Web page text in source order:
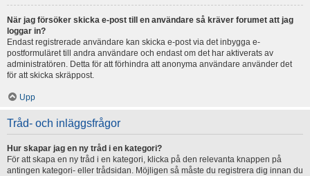
När jag försöker skicka e-post till en användare så kräver forumet att jag
loggar in?
Endast registrerade användare kan skicka e-post via det inbygga e-
postformuläret till andra användare och endast om det har aktiverats av
administratören. Detta för att förhindra att anonyma användare använder det
för att skicka skräppost.
Upp
Tråd- och inläggsfrågor
Hur skapar jag en ny tråd i en kategori?
För att skapa en ny tråd i en kategori, klicka på den relevanta knappen på
antingen kategori- eller trådsidan. Möjligen så måste du registrera dig innan du